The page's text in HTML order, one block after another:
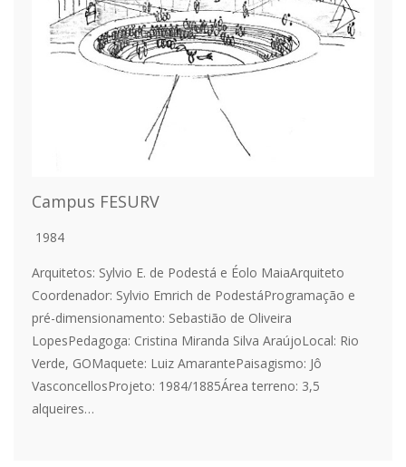
Campus FESURV
1984
Arquitetos: Sylvio E. de Podestá e Éolo MaiaArquiteto
Coordenador: Sylvio Emrich de PodestáProgramação e
pré-dimensionamento: Sebastião de Oliveira
LopesPedagoga: Cristina Miranda Silva AraújoLocal: Rio
Verde, GOMaquete: Luiz AmarantePaisagismo: Jô
VasconcellosProjeto: 1984/1885Área terreno: 3,5
alqueires…